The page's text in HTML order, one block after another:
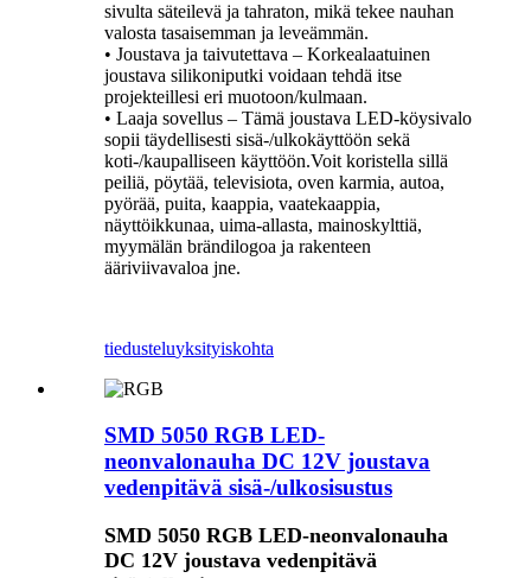
sivulta säteilevä ja tahraton, mikä tekee nauhan
valosta tasaisemman ja leveämmän.
• Joustava ja taivutettava – Korkealaatuinen
joustava silikoniputki voidaan tehdä itse
projekteillesi eri muotoon/kulmaan.
• Laaja sovellus – Tämä joustava LED-köysivalo
sopii täydellisesti sisä-/ulkokäyttöön sekä
koti-/kaupalliseen käyttöön.Voit koristella sillä
peiliä, pöytää, televisiota, oven karmia, autoa,
pyörää, puita, kaappia, vaatekaappia,
näyttöikkunaa, uima-allasta, mainoskylttiä,
myymälän brändilogoa ja rakenteen
ääriviivavaloa jne.
tiedusteluyksityiskohta
SMD 5050 RGB LED-
neonvalonauha DC 12V joustava
vedenpitävä sisä-/ulkosisustus
SMD 5050 RGB LED-neonvalonauha
DC 12V joustava vedenpitävä